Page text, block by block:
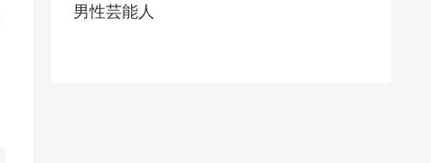
男性芸能人